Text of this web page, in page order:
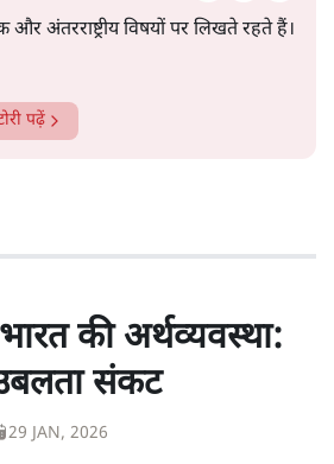
अंतरराष्ट्रीय विषयों पर लिखते रहते हैं।
पढ़ें
की अर्थव्यवस्था:
संकट
29 JAN, 2026